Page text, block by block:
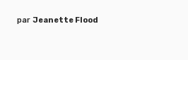
par Jeanette Flood